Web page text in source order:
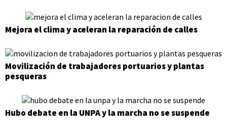
Mejora el clima y aceleran la reparación de calles
Movilización de trabajadores portuarios y plantas
pesqueras
Hubo debate en la UNPA y la marcha no se suspende